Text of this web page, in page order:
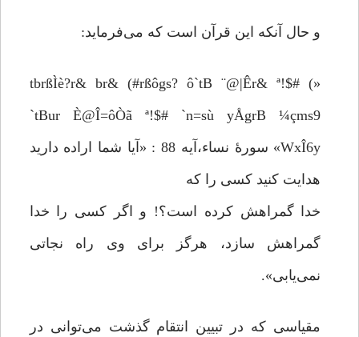
و حال آنکه این قرآن است که می‌فرماید:
«tbrßÌè?r& br& (#rßôgs? ô`tB ¨@|Êr& ª!$# (
`tBur È@Î=ôÒã ª!$# `n=sù yÅgrB ¼çms9
WxÎ6y» سورۀ نساء،آیه 88 : «آیا شما اراده دارید
هدایت کنید کسی را که
خدا گمراهش کرده است؟! و اگر کسی را خدا
گمراهش سازد، هرگز برای وی راه نجاتی
نمی‌یابی».
مقیاسی که در تبیین انتقام گذشت می‌توانی در